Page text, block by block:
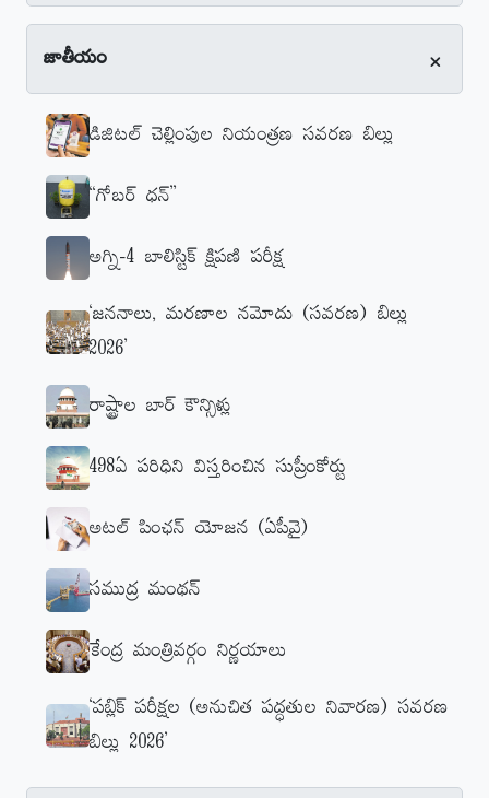
జాతీయం +
డిజిటల్‌ చెల్లింపుల నియంత్రణ సవరణ బిల్లు
‘‘గోబర్‌ ధన్‌’’
అగ్ని-4 బాలిస్టిక్‌ క్షిపణి పరీక్ష
‘జననాలు, మరణాల నమోదు (సవరణ) బిల్లు
2026’
రాష్ట్రాల బార్‌ కౌన్సిళ్లు
498ఏ పరిధిని విస్తరించిన సుప్రీంకోర్టు
అటల్‌ పింఛన్‌ యోజన (ఏపీవై)
సముద్ర మంథన్‌
కేంద్ర మంత్రివర్గం నిర్ణయాలు
‘పబ్లిక్‌ పరీక్షల (అనుచిత పద్ధతుల నివారణ) సవరణ
బిల్లు 2026’